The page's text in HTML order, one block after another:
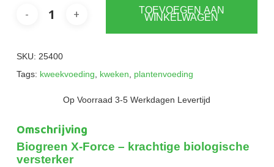
TOEVOEGEN AAN
WINKELWAGEN
SKU: 25400
Tags: kweekvoeding, kweken, plantenvoeding
Op Voorraad 3-5 Werkdagen Levertijd
Omschrijving
Biogreen X-Force – krachtige biologische
versterker